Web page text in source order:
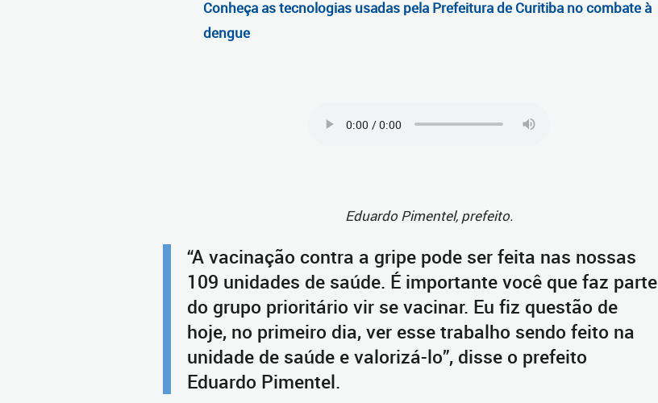
Conheça as tecnologias usadas pela Prefeitura de Curitiba no combate à
dengue
Eduardo Pimentel, prefeito.
“A vacinação contra a gripe pode ser feita nas nossas
109 unidades de saúde. É importante você que faz parte
do grupo prioritário vir se vacinar. Eu fiz questão de
hoje, no primeiro dia, ver esse trabalho sendo feito na
unidade de saúde e valorizá-lo”, disse o prefeito
Eduardo Pimentel.